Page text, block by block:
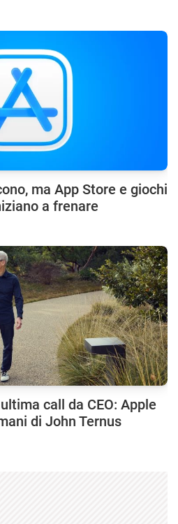
ma App Store e giochi
a frenare
call da CEO: Apple
di John Ternus